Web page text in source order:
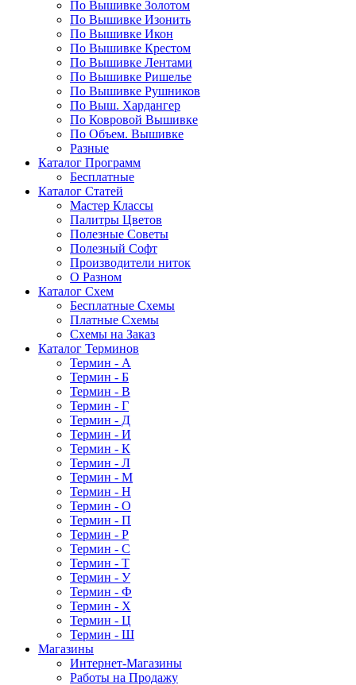
По Вышивке Золотом
По Вышивке Изонить
По Вышивке Икон
По Вышивке Крестом
По Вышивке Лентами
По Вышивке Ришелье
По Вышивке Рушников
По Выш. Хардангер
По Ковровой Вышивке
По Объем. Вышивке
Разные
Каталог Программ
Бесплатные
Каталог Статей
Мастер Классы
Палитры Цветов
Полезные Советы
Полезный Софт
Производители ниток
О Разном
Каталог Схем
Бесплатные Схемы
Платные Схемы
Схемы на Заказ
Каталог Терминов
Термин - А
Термин - Б
Термин - В
Термин - Г
Термин - Д
Термин - И
Термин - К
Термин - Л
Термин - М
Термин - Н
Термин - О
Термин - П
Термин - Р
Термин - С
Термин - Т
Термин - У
Термин - Ф
Термин - Х
Термин - Ц
Термин - Ш
Магазины
Интернет-Магазины
Работы на Продажу